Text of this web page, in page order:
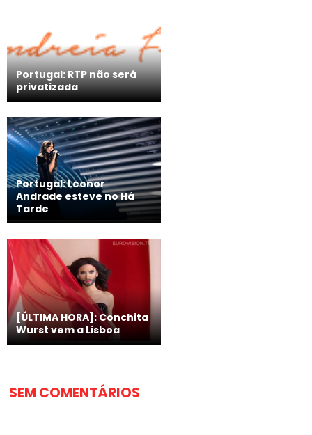
Portugal: RTP não será
privatizada
Portugal: Leonor
Andrade esteve no Há
Tarde
[ÚLTIMA HORA]: Conchita
Wurst vem a Lisboa
SEM COMENTÁRIOS